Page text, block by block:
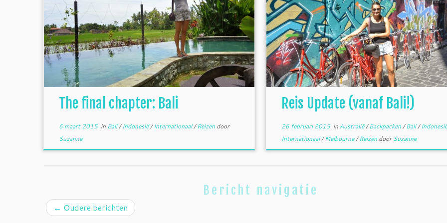
The final chapter: Bali
6 maart 2015in Bali/Indonesië/Internationaal/Reizen door
Suzanne
Reis Update (vanaf Bali!)
26 februari 2015in Australië/Backpacken/Bali/
Internationaal/Melbourne/Reizen doorSuzanne
Bericht navigatie
← Oudere berichten